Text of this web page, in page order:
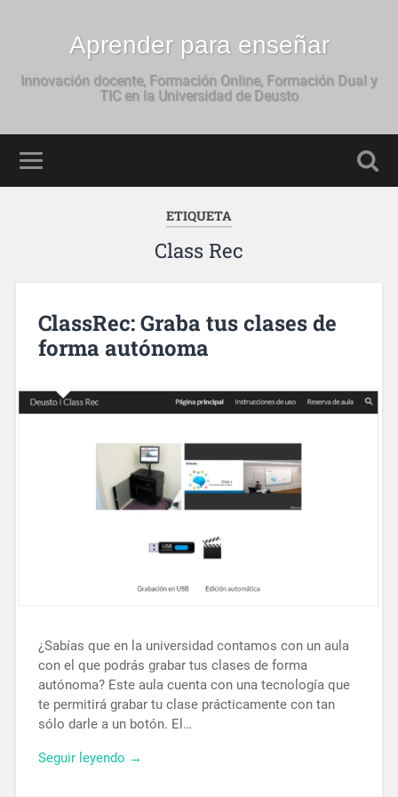
Aprender para enseñar
Innovación docente, Formación Online, Formación Dual y
TIC en la Universidad de Deusto
ETIQUETA
Class Rec
ClassRec: Graba tus clases de
forma autónoma
¿Sabías que en la universidad contamos con un aula
con el que podrás grabar tus clases de forma
autónoma? Este aula cuenta con una tecnología que
te permitirá grabar tu clase prácticamente con tan
sólo darle a un botón. El…
Seguir leyendo →